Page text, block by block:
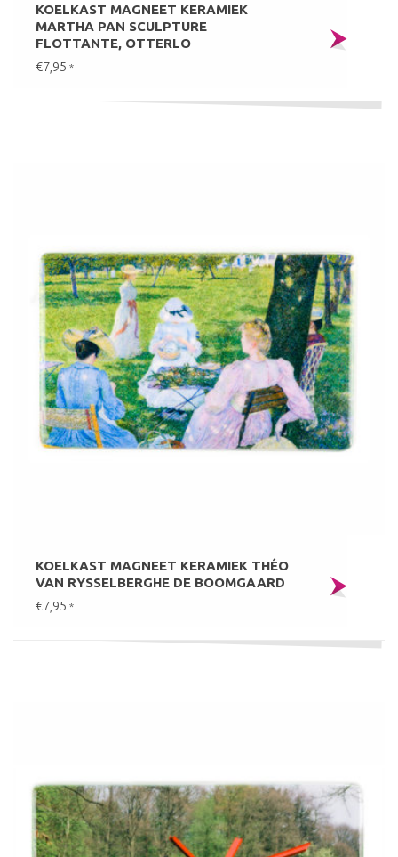
KOELKAST MAGNEET KERAMIEK
MARTHA PAN SCULPTURE
FLOTTANTE, OTTERLO
€7,95 *
KOELKAST MAGNEET KERAMIEK THÉO
VAN RYSSELBERGHE DE BOOMGAARD
€7,95 *